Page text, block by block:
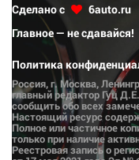
Сделано с
6auto.ru
Главное — не сдавайся!
Политика
Россия, г. Москва,
главный редактор Гуц
сообщить обо всех
Настоящий ресурс
Полное или частичное
только при наличие
Реестровая запись о